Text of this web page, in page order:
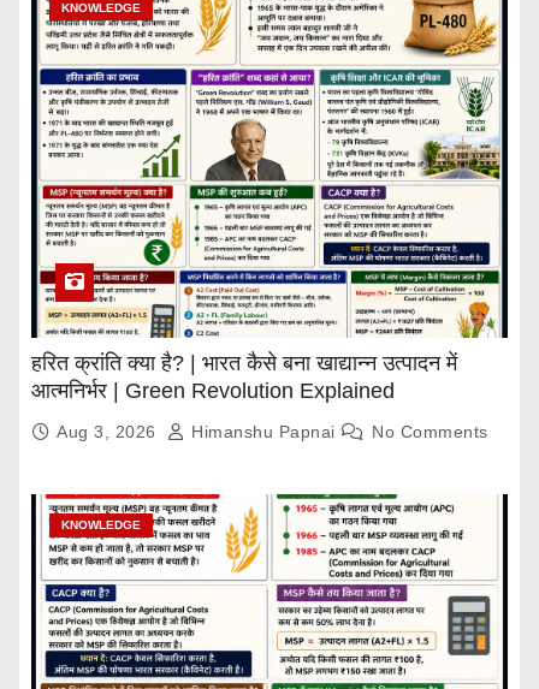
KNOWLEDGE
हरित क्रांति क्या है? | भारत कैसे बना खाद्यान्न उत्पादन में
आत्मनिर्भर | Green Revolution Explained
Aug 3, 2026 Himanshu Papnai No Comments
KNOWLEDGE